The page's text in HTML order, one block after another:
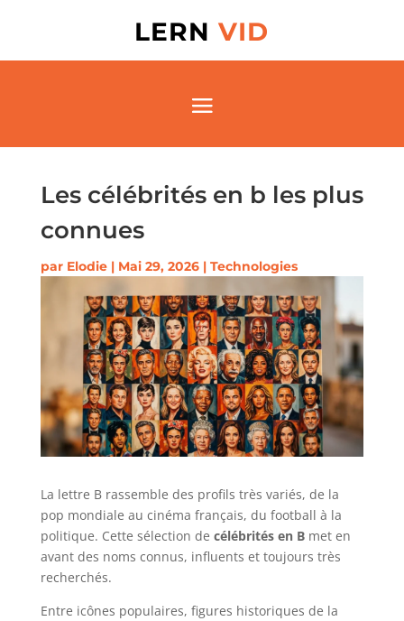
LERNVID
Les célébrités en b les plus
connues
par Elodie| Mai 29, 2026| Technologies
La lettre B rassemble des profils très variés, de la
pop mondiale au cinéma français, du football à la
politique. Cette sélection de célébrités en Bmet en
avant des noms connus, influents et toujours très
recherchés.
Entre icônes populaires, figures historiques de la